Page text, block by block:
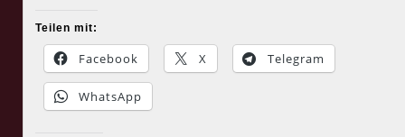
Teilen mit:
Facebook X Telegram
WhatsApp